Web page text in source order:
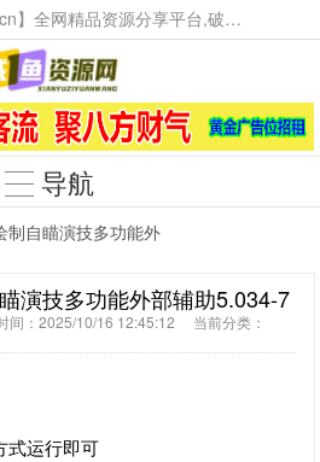
咸鱼资源网【www.xianyuai.cn】全网精品资源分享平台,破解软件,技术源码,火爆项目,工具辅助,这里无所不有。
导航
制自瞄演技多功能外
演技多功能外部辅助5.034-7
：2025/10/16 12:45:12 当前分类：
式运行即可